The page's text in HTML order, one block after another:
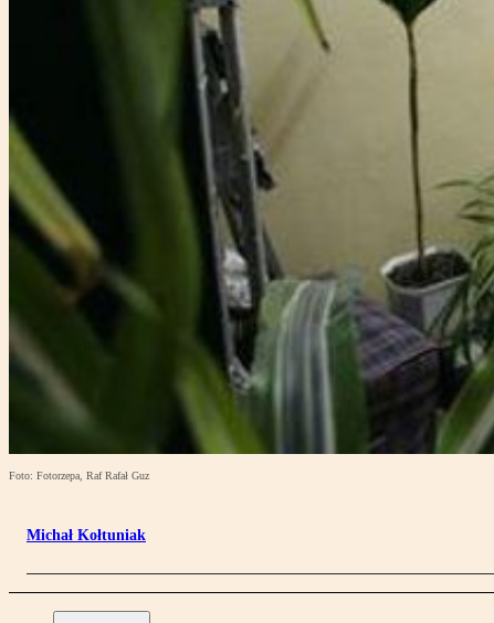
Foto: Fotorzepa, Raf Rafał Guz
Michał Kołtuniak